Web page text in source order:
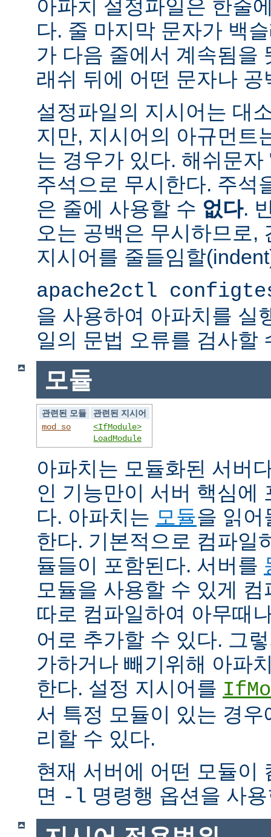
아파치 설정파일은 한줄
다. 줄 마지막 문자가 백
가 다음 줄에서 계속됨을
래쉬 뒤에 어떤 문자나
설정파일의 지시어는 대
지만, 지시어의 아규먼트
는 경우가 있다. 해쉬문
주석으로 무시한다. 주석
은 줄에 사용할 수 없다.
오는 공백은 무시하므로,
지시어를 줄들임할
apache2ctl
을 사용하여 아파치를 실
일의 문법 오류를 검사할
모듈
관련된 모듈
관련된 지시어
mod_so
<IfModule>
LoadModule
아파치는 모듈화된 서버
인 기능만이 서버 핵심에
다. 아파치는 모듈을 읽어
한다. 기본적으로 컴파일
듈들이 포함된다. 서버를
모듈을 사용할 수 있게
따로 컴파일하여 아무때
어로 추가할 수 있다. 그
가하거나 빼기위해 아파
한다. 설정 지시어를
서 특정 모듈이 있는 경
리할 수 있다.
현재 서버에 어떤 모듈이
면 -l 명령행 옵션을 사